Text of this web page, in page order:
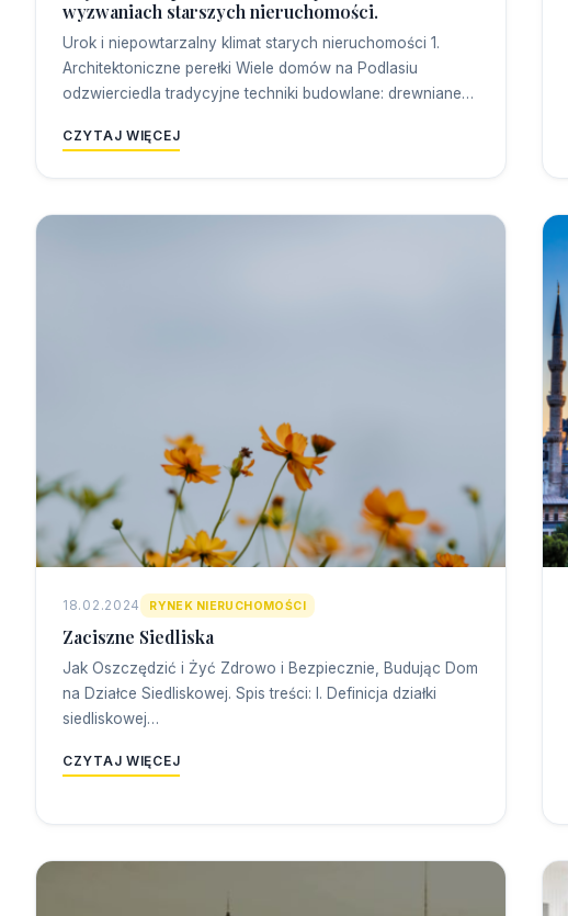
wyzwaniach starszych nieruchomości.
Urok i niepowtarzalny klimat starych nieruchomości 1.
Architektoniczne perełki Wiele domów na Podlasiu
odzwierciedla tradycyjne techniki budowlane: drewniane…
CZYTAJ WIĘCEJ
18.02.2024 RYNEK NIERUCHOMOŚCI
Zaciszne Siedliska
Jak Oszczędzić i Żyć Zdrowo i Bezpiecznie, Budując Dom
na Działce Siedliskowej. Spis treści: I. Definicja działki
siedliskowej…
CZYTAJ WIĘCEJ